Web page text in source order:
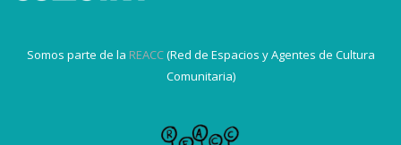
Somos parte de la REACC(Red de Espacios y Agentes de Cultura
Comunitaria)